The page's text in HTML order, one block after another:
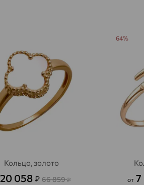
Кольцо, золото
20 058 ₽ 66 859₽ от 7
64%
доставка